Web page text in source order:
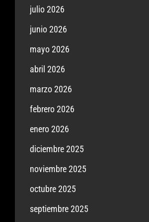
julio 2026
junio 2026
mayo 2026
abril 2026
marzo 2026
febrero 2026
enero 2026
diciembre 2025
noviembre 2025
octubre 2025
septiembre 2025